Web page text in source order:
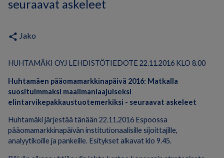
seuraavat askeleet
share Jako
HUHTAMÄKI OYJ LEHDISTÖTIEDOTE 22.11.2016 KLO 8.00
Huhtamäen pääomamarkkinapäivä 2016: Matkalla
suosituimmaksi maailmanlaajuiseksi
elintarvikepakkaustuotemerkiksi - seuraavat askeleet
Huhtamäki järjestää tänään 22.11.2016 Espoossa
pääomamarkkinapäivän institutionaalisille sijoittajille,
analyytikoille ja pankeille. Esitykset alkavat klo 9.45.